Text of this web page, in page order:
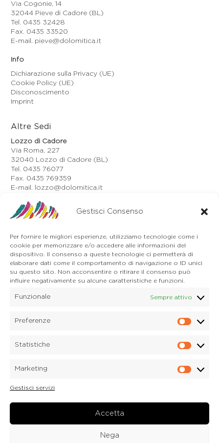
Gestisci Consenso
Per fornire le migliori esperienze, utilizziamo tecnologie come i
cookie per memorizzare e/o accedere alle informazioni del
dispositivo. Il consenso a queste tecnologie ci permetterà di
elaborare dati come il comportamento di navigazione o ID unici
su questo sito. Non acconsentire o ritirare il consenso può
influire negativamente su alcune caratteristiche e funzioni.
Funzionale Sempre attivo
Preferenze
Statistiche
Marketing
Gestisci servizi
Accetta
Nega
Via Cogonie, 14
32044 Pieve di Cadore (BL)
Tel. 0435 32428
Fax. 0435 33520
E-mail. pieve@dolomitica.it
Info
Dichiarazione sulla Privacy (UE)
Cookie Policy (UE)
Disconoscimento
Imprint
Altre Sedi
Lozzo di Cadore
Via Roma, 227
32040 Lozzo di Cadore (BL)
Tel. 0435 76077
Fax. 0435 769359
E-mail. lozzo@dolomitica.it
Auronzo di Cadore
Via Unione, 21/B
32041 Auronzo di Cadore (BL)
E-mail. auronzo@dolomitica.it
Cortina d'Ampezzo
32043 Cortina d'Ampezzo (BL)
Tel. 0436 4127
E-mail. pieve@dolomitica.it
S. Stefano di Cadore
32045 S. Stefano di Cadore - Comelico (BL)
32040 Candide di Comelico Superiore (BL)
E-mail. candide@dolomitica.it
Laboratorio Marmi